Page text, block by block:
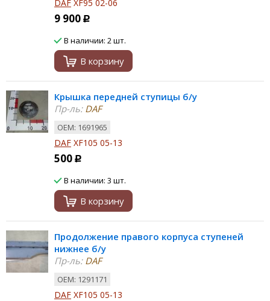
DAF XF95 02-06
9 900 Р
В наличии: 2 шт.
В корзину
Крышка передней ступицы б/у
Пр-ль:DAF
ОЕМ: 1691965
DAF XF105 05-13
500 Р
В наличии: 3 шт.
В корзину
Продолжение правого корпуса ступеней
нижнее б/у
Пр-ль:DAF
ОЕМ: 1291171
DAF XF105 05-13